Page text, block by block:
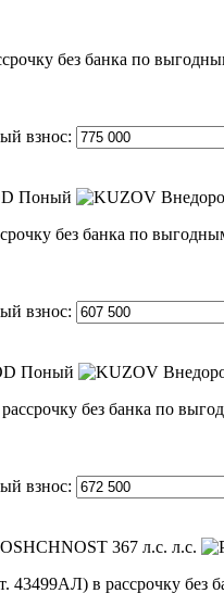
взнос:
Поный
взнос:
Поный
взнос:
367 л.с. л.с.